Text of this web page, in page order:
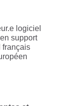
logiciel
support
français